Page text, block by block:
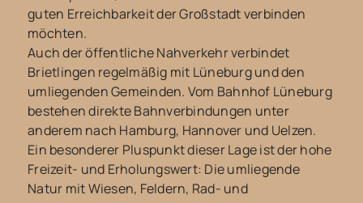
guten Erreichbarkeit der Großstadt verbinden
möchten.
Auch der öffentliche Nahverkehr verbindet
Brietlingen regelmäßig mit Lüneburg und den
umliegenden Gemeinden. Vom Bahnhof Lüneburg
bestehen direkte Bahnverbindungen unter
anderem nach Hamburg, Hannover und Uelzen.
Ein besonderer Pluspunkt dieser Lage ist der hohe
Freizeit- und Erholungswert: Die umliegende
Natur mit Wiesen, Feldern, Rad- und